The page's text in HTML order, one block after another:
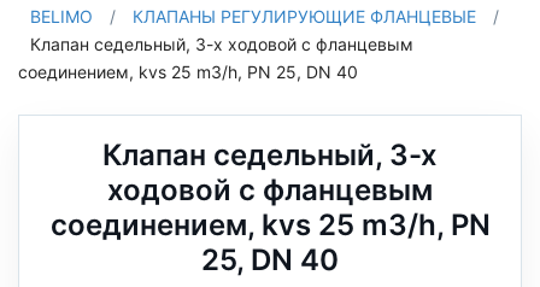
BELIMO
/ КЛАПАНЫ РЕГУЛИРУЮЩИЕ ФЛАНЦЕВЫЕ
/
Клапан седельный, 3-х ходовой с фланцевым
соединением, kvs 25 m3/h, PN 25, DN 40
Клапан седельный, 3-х
ходовой с фланцевым
соединением, kvs 25 m3/h, PN
25, DN 40